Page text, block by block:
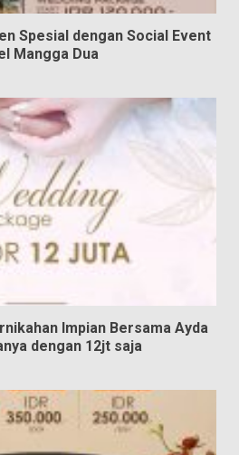
Spesial dengan Social Event
Mangga Dua
Impian Bersama Ayda
dengan 12jt saja